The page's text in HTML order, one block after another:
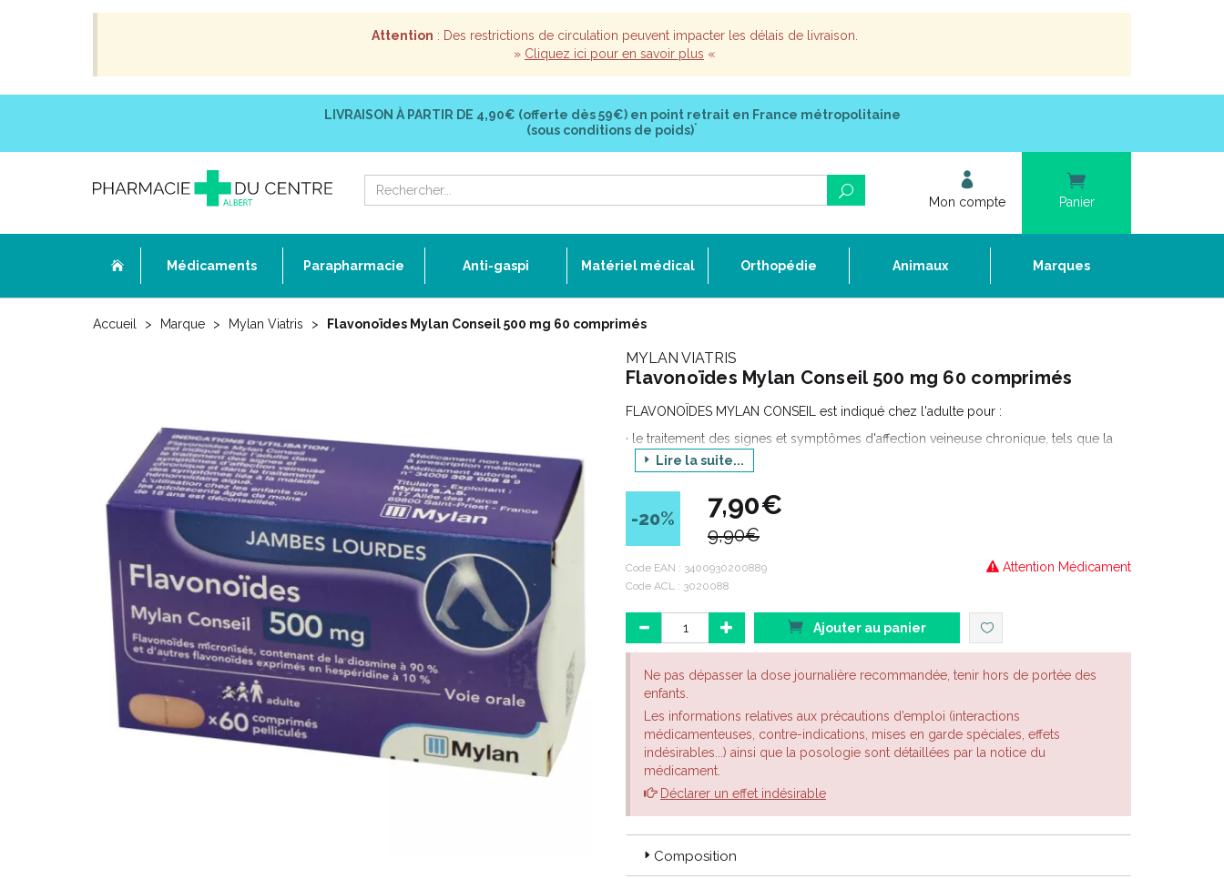
Attention : Des restrictions de circulation peuvent impacter les délais de livraison.
» Cliquez ici pour en savoir plus «
LIVRAISON À PARTIR DE 4,90€ (offerte dès 59€) en point retrait en France métropolitaine
(sous conditions de poids)*
Mon compte Panier
Médicaments Parapharmacie Anti-gaspi Matériel médical Orthopédie Animaux Marques
Accueil Marque Mylan Viatris Flavonoïdes Mylan Conseil 500 mg 60 comprimés
MYLAN VIATRIS
Flavonoïdes Mylan Conseil 500 mg 60 comprimés
FLAVONOÏDES MYLAN CONSEIL est indiqué chez l'adulte pour :
· le traitement des signes et symptômes d'affection veineuse chronique, tels que la
douleur, la sensation de lourdeur, les crampes nocturnes, l'oedème et les
changements trophiques dans les membres inférieurs ;
· le traitement des symptômes liés à la maladie hémorroïdaire aiguë.
Lire la suite...
-20% 7,90€
9,90€
Attention Médicament
Code EAN : 3400930200889
Code ACL : 3020088
Ajouter au panier
Ne pas dépasser la dose journalière recommandée, tenir hors de portée des
enfants.
Les informations relatives aux précautions d’emploi (interactions
médicamenteuses, contre-indications, mises en garde spéciales, effets
indésirables...) ainsi que la posologie sont détaillées par la notice du
médicament.
Déclarer un effet indésirable
Composition